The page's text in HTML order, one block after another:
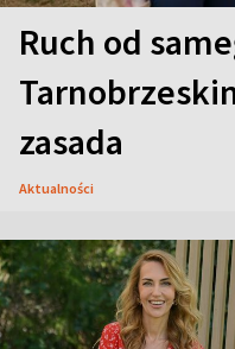
Ruch od
zasada
Aktualności